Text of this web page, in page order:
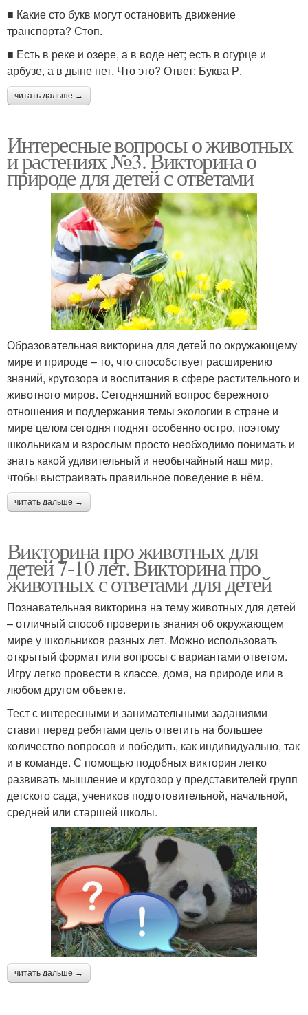
■ Какие сто букв могут остановить движение
транспорта? Стоп.
■ Есть в реке и озере, а в воде нет; есть в огурце и
арбузе, а в дыне нет. Что это? Ответ: Буква Р.
читать дальше →
Интересные вопросы о животных
и растениях №3. Викторина о
природе для детей с ответами
Образовательная викторина для детей по окружающему
мире и природе – то, что способствует расширению
знаний, кругозора и воспитания в сфере растительного и
животного миров. Сегодняшний вопрос бережного
отношения и поддержания темы экологии в стране и
мире целом сегодня поднят особенно остро, поэтому
школьникам и взрослым просто необходимо понимать и
знать какой удивительный и необычайный наш мир,
чтобы выстраивать правильное поведение в нём.
читать дальше →
Викторина про животных для
детей 7-10 лет. Викторина про
животных с ответами для детей
Познавательная викторина на тему животных для детей
– отличный способ проверить знания об окружающем
мире у школьников разных лет. Можно использовать
открытый формат или вопросы с вариантами ответом.
Игру легко провести в классе, дома, на природе или в
любом другом объекте.
Тест с интересными и занимательными заданиями
ставит перед ребятами цель ответить на большее
количество вопросов и победить, как индивидуально, так
и в команде. С помощью подобных викторин легко
развивать мышление и кругозор у представителей групп
детского сада, учеников подготовительной, начальной,
средней или старшей школы.
читать дальше →